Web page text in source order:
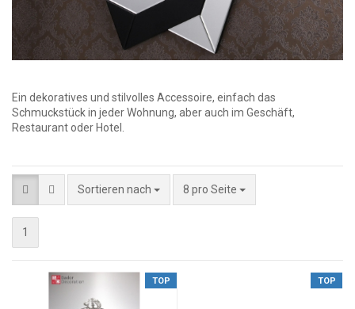
Ein dekoratives und stilvolles Accessoire, einfach das
Schmuckstück in jeder Wohnung, aber auch im Geschäft,
Restaurant oder Hotel.
Sortieren nach 8 pro Seite
1
TOP TOP